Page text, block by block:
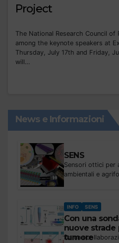
Project
The National Research Council of
among the keynote speakers at
Thursday, July 17th and Friday,
will…
News e Informazioni
SENS
Sensori ottici per
ambientali e
reali di sensori
INFO SENS
Con una
nuove strade
tumore
Da una